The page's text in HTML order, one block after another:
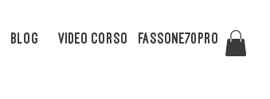
Blog Video Corso FASSONE70PRO